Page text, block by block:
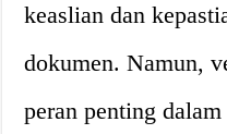
keaslian dan
dokumen. Namun,
peran penting